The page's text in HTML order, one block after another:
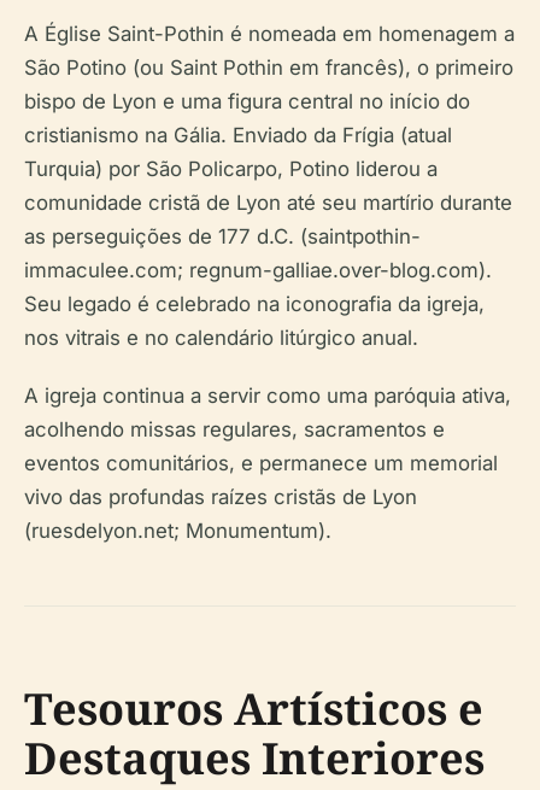
A Église Saint-Pothin é nomeada em homenagem a
São Potino (ou Saint Pothin em francês), o primeiro
bispo de Lyon e uma figura central no início do
cristianismo na Gália. Enviado da Frígia (atual
Turquia) por São Policarpo, Potino liderou a
comunidade cristã de Lyon até seu martírio durante
as perseguições de 177 d.C. (saintpothin-
immaculee.com; regnum-galliae.over-blog.com).
Seu legado é celebrado na iconografia da igreja,
nos vitrais e no calendário litúrgico anual.
A igreja continua a servir como uma paróquia ativa,
acolhendo missas regulares, sacramentos e
eventos comunitários, e permanece um memorial
vivo das profundas raízes cristãs de Lyon
(ruesdelyon.net; Monumentum).
Tesouros Artísticos e
Destaques Interiores